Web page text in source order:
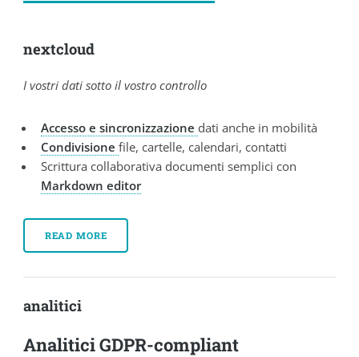
nextcloud
I vostri dati sotto il vostro controllo
Accesso e sincronizzazione dati anche in mobilità
Condivisione file, cartelle, calendari, contatti
Scrittura collaborativa documenti semplici con
Markdown editor
READ MORE
analitici
Analitici GDPR-compliant